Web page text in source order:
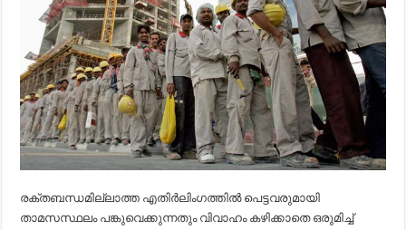
രക്തബന്ധമില്ലാത്ത എതിര്‍ലിംഗത്തില്‍ പെട്ടവരുമായി
താമസസ്ഥലം പങ്കുവെക്കുന്നതും വിവാഹം കഴിക്കാതെ ഒരുമിച്ച്